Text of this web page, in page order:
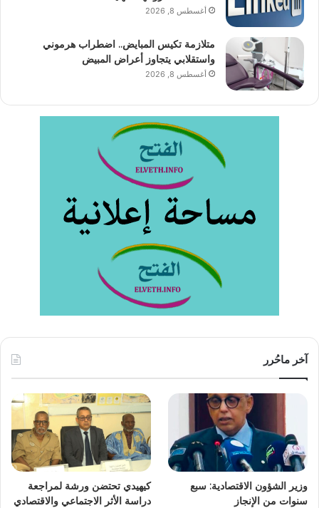
أغسطس 8, 2026
متلازمة تكيس المبايض.. اضطراب هرموني
واستقلابي يتجاوز أعراض المبيض
أغسطس 8, 2026
آخر ماحُرر
وزير الشؤون الاقتصادية: سبع
سنوات من الإنجاز
كيهيدي تحتضن ورشة لمراجعة
دراسة الأثر الاجتماعي والاقتصادي